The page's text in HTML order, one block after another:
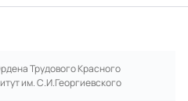
Трудового Красного
им. С.И.Георгиевского